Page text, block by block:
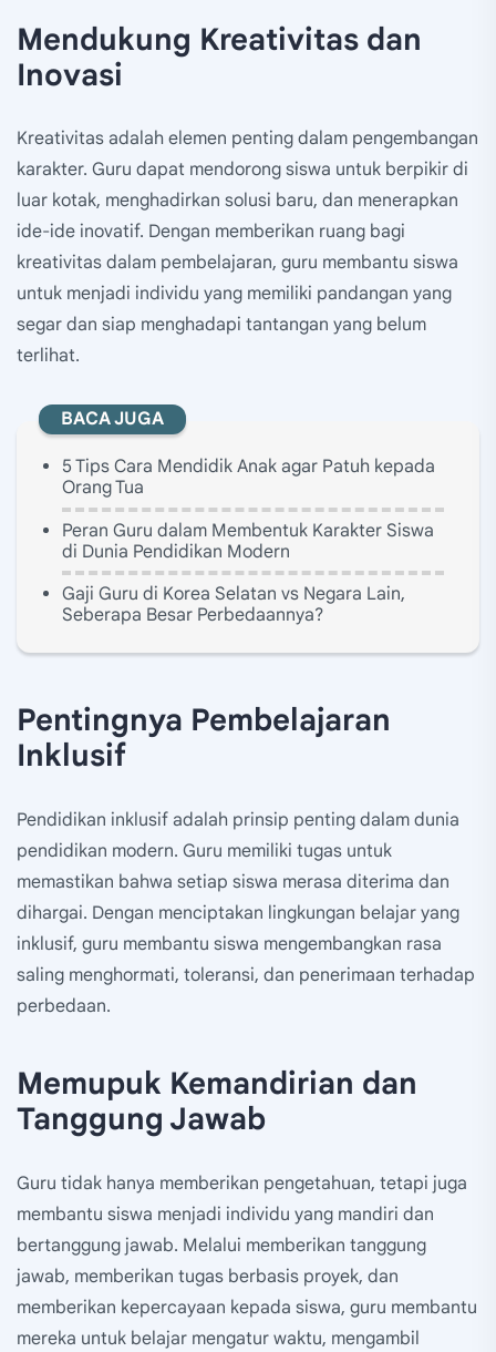
Mendukung Kreativitas dan
Inovasi
Kreativitas adalah elemen penting dalam pengembangan
karakter. Guru dapat mendorong siswa untuk berpikir di
luar kotak, menghadirkan solusi baru, dan menerapkan
ide-ide inovatif. Dengan memberikan ruang bagi
kreativitas dalam pembelajaran, guru membantu siswa
untuk menjadi individu yang memiliki pandangan yang
segar dan siap menghadapi tantangan yang belum
terlihat.
BACA JUGA
5 Tips Cara Mendidik Anak agar Patuh kepada
Orang Tua
Peran Guru dalam Membentuk Karakter Siswa
di Dunia Pendidikan Modern
Gaji Guru di Korea Selatan vs Negara Lain,
Seberapa Besar Perbedaannya?
Pentingnya Pembelajaran
Inklusif
Pendidikan inklusif adalah prinsip penting dalam dunia
pendidikan modern. Guru memiliki tugas untuk
memastikan bahwa setiap siswa merasa diterima dan
dihargai. Dengan menciptakan lingkungan belajar yang
inklusif, guru membantu siswa mengembangkan rasa
saling menghormati, toleransi, dan penerimaan terhadap
perbedaan.
Memupuk Kemandirian dan
Tanggung Jawab
Guru tidak hanya memberikan pengetahuan, tetapi juga
membantu siswa menjadi individu yang mandiri dan
bertanggung jawab. Melalui memberikan tanggung
jawab, memberikan tugas berbasis proyek, dan
memberikan kepercayaan kepada siswa, guru membantu
mereka untuk belajar mengatur waktu, mengambil